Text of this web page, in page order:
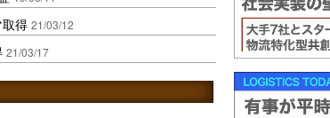
得 21/03/12
21/03/17